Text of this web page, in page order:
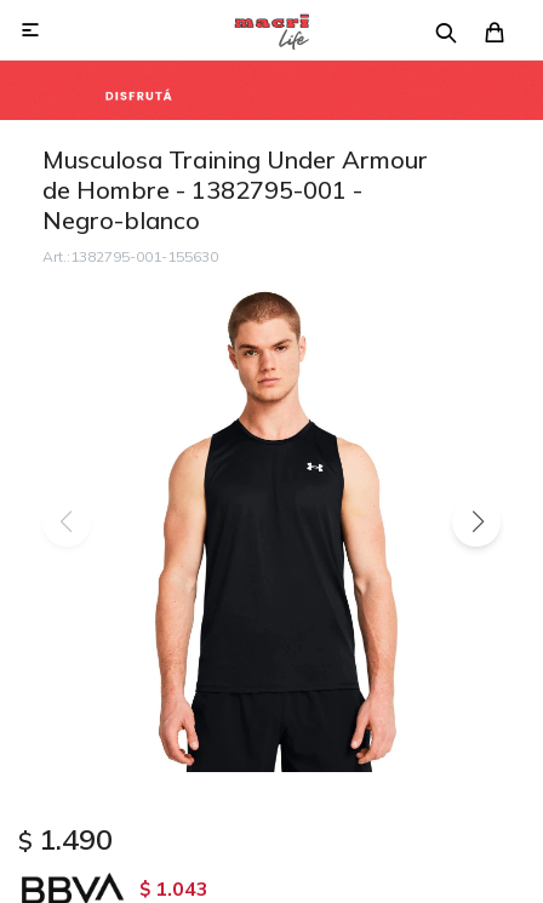

Musculosa Training Under Armour
de Hombre - 1382795-001 -
Negro-blanco
1382795-001-155630
$ 1.490
$ 1.043